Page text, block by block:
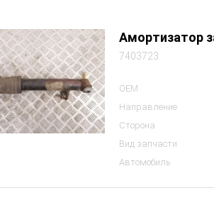
Амортизатор
7403723
OEM
Направление
Сторона
Вид запчасти
Автомобиль